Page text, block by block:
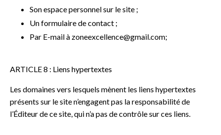
Son espace personnel sur le site ;
Un formulaire de contact ;
Par E-mail à zoneexcellence@gmail.com;
ARTICLE 8 : Liens hypertextes
Les domaines vers lesquels mènent les liens hypertextes
présents sur le site n’engagent pas la responsabilité de
l’Éditeur de ce site, qui n’a pas de contrôle sur ces liens.